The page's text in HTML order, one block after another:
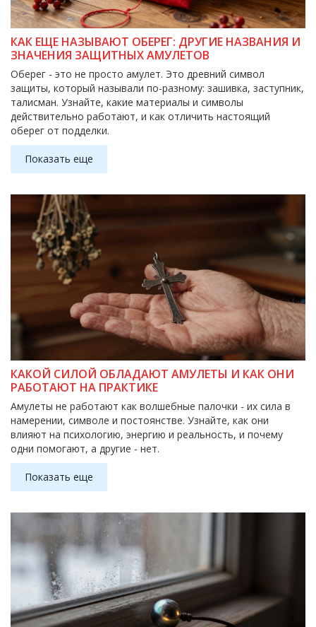
КАК ЕЩЕ НАЗЫВАЮТ ОБЕРЕГ: ДРУГИЕ НАЗВАНИЯ И
ЗНАЧЕНИЯ ЗАЩИТНЫХ АМУЛЕТОВ
Оберег - это не просто амулет. Это древний символ
защиты, который называли по-разному: зашивка, заступник,
талисман. Узнайте, какие материалы и символы
действительно работают, и как отличить настоящий
оберег от подделки.
Показать еще
КАКОЙ СИЛОЙ ОБЛАДАЮТ АМУЛЕТЫ И КАК ОНИ
РАБОТАЮТ НА ПРАКТИКЕ
Амулеты не работают как волшебные палочки - их сила в
намерении, символе и постоянстве. Узнайте, как они
влияют на психологию, энергию и реальность, и почему
одни помогают, а другие - нет.
Показать еще